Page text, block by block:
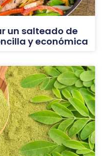
un salteado de
y económica